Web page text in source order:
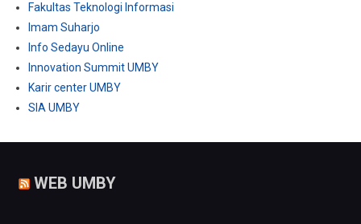
Fakultas Teknologi Informasi
Imam Suharjo
Info Sedayu Online
Innovation Summit UMBY
Karir center UMBY
SIA UMBY
WEB UMBY